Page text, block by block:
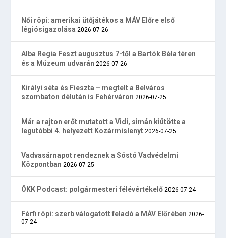
Női röpi: amerikai ütőjátékos a MÁV Előre első
légiósigazolása 2026-07-26
Alba Regia Feszt augusztus 7-től a Bartók Béla téren
és a Múzeum udvarán 2026-07-26
Királyi séta és Fieszta – megtelt a Belváros
szombaton délután is Fehérváron 2026-07-25
Már a rajton erőt mutatott a Vidi, simán kiütötte a
legutóbbi 4. helyezett Kozármislenyt 2026-07-25
Vadvasárnapot rendeznek a Sóstó Vadvédelmi
Központban 2026-07-25
ÖKK Podcast: polgármesteri félévértékelő 2026-07-24
Férfi röpi: szerb válogatott feladó a MÁV Előrében 2026-
07-24